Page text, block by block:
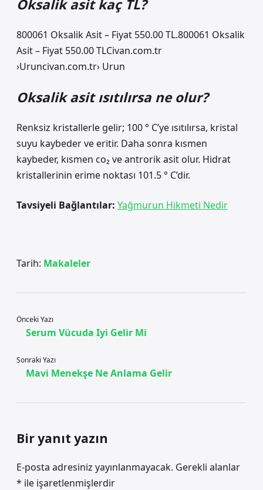
Oksalik asit kaç TL?
800061 Oksalik Asit – Fiyat 550.00 TL.800061 Oksalik
Asit – Fiyat 550.00 TLCivan.com.tr
›Uruncivan.com.tr› Urun
Oksalik asit ısıtılırsa ne olur?
Renksiz kristallerle gelir; 100 ° C’ye ısıtılırsa, kristal
suyu kaybeder ve eritir. Daha sonra kısmen
kaybeder, kısmen co₂ ve antrorik asit olur. Hidrat
kristallerinin erime noktası 101.5 ° C’dir.
Tavsiyeli Bağlantılar: Yağmurun Hikmeti Nedir
Tarih: Makaleler
Önceki Yazı
Serum Vücuda Iyi Gelir Mi
Sonraki Yazı
Mavi Menekşe Ne Anlama Gelir
Bir yanıt yazın
E-posta adresiniz yayınlanmayacak. Gerekli alanlar
* ile işaretlenmişlerdir